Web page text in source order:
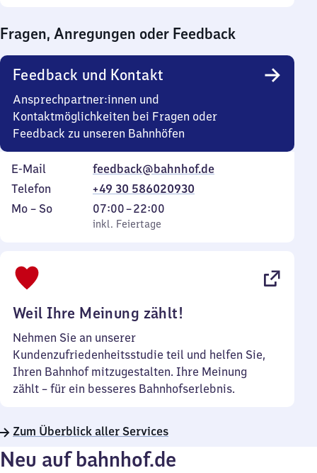
0
Uhr
Fragen, Anregungen oder Feedback
Feedback und Kontakt
Ansprechpartner:innen und
Kontaktmöglichkeiten bei Fragen oder
Feedback zu unseren Bahnhöfen
E-Mail
feedback@bahnhof.de
Telefon
+49 30 586020930
Montag
Mo – So,
inkl. Feiertage
07:00–22:00
Von
7
inkl. Feiertage
Weil Ihre Meinung zählt!
Nehmen Sie an unserer
Kundenzufriedenheitsstudie teil und helfen Sie,
Ihren Bahnhof mitzugestalten. Ihre Meinung
zählt – für ein besseres Bahnhofserlebnis.
Zum Überblick aller Services
Neu auf bahnhof.de